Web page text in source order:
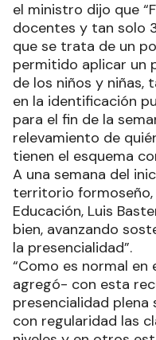
el ministro dijo que
docentes y tan solo
que se trata de un
permitido aplicar un
de los niños y niñas,
en la identificación
para el fin de la
relevamiento de
tienen el esquema
A una semana del
territorio
Educación, Luis
bien, avanzando
la presencialidad”.
“Como es normal
agregó- con esta
presencialidad
con regularidad las